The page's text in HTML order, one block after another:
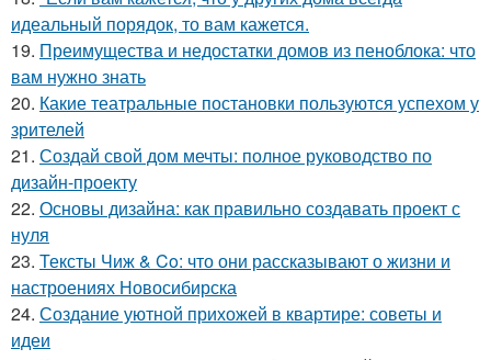
идеальный порядок, то вам кажется.
19. Преимущества и недостатки домов из пеноблока: что
вам нужно знать
20. Какие театральные постановки пользуются успехом у
зрителей
21. Создай свой дом мечты: полное руководство по
дизайн-проекту
22. Основы дизайна: как правильно создавать проект с
нуля
23. Тексты Чиж & Co: что они рассказывают о жизни и
настроениях Новосибирска
24. Создание уютной прихожей в квартире: советы и
идеи